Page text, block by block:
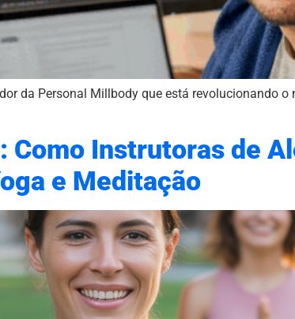
da Personal Millbody que está revolucionando
Instrutoras de
e Meditação